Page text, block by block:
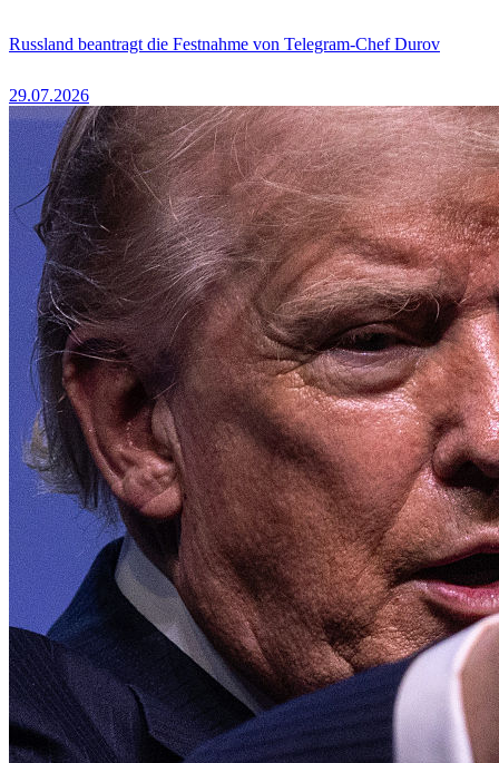
Russland beantragt die Festnahme von Telegram-Chef Durov
29.07.2026